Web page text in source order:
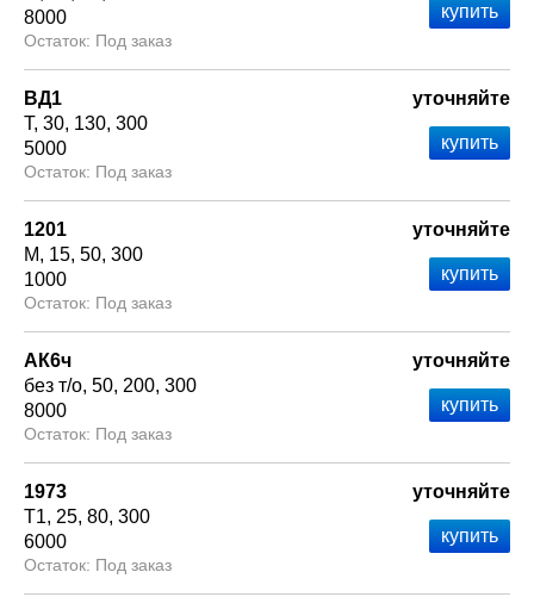
8000
Под заказ
ВД1
Т 30 130 300
5000
Под заказ
уточняйте
1201
М
15 50 300
1000
Под заказ
уточняйте
АК6ч
без т/о 50 200 300
8000
Под заказ
уточняйте
1973
Т1 25 80 300
6000
Под заказ
уточняйте